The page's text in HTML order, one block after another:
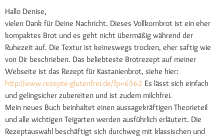
Hallo Denise,
vielen Dank für Deine Nachricht. Dieses Vollkornbrot ist ein eher
kompaktes Brot und es geht nicht übermäßig während der
Ruhezeit auf. Die Textur ist keineswegs trocken, eher saftig wie
von Dir beschrieben. Das beliebteste Brotrezept auf meiner
Webseite ist das Rezept für Kastanienbrot, siehe hier:
http://www.rezepte-glutenfrei.de/?p=6562 Es lässt sich einfach
und gelingsicher zubereiten und ist zudem milchfrei.
Mein neues Buch beinhaltet einen aussagekräftigen Theorieteil
und alle wichtigen Teigarten werden ausführlich erläutert. Die
Rezeptauswahl beschäftigt sich durchweg mit klassischen und